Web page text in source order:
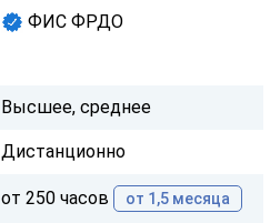
ФИС ФРДО
Высшее, среднее
Дистанционно
от 250 часов от 1,5 месяца